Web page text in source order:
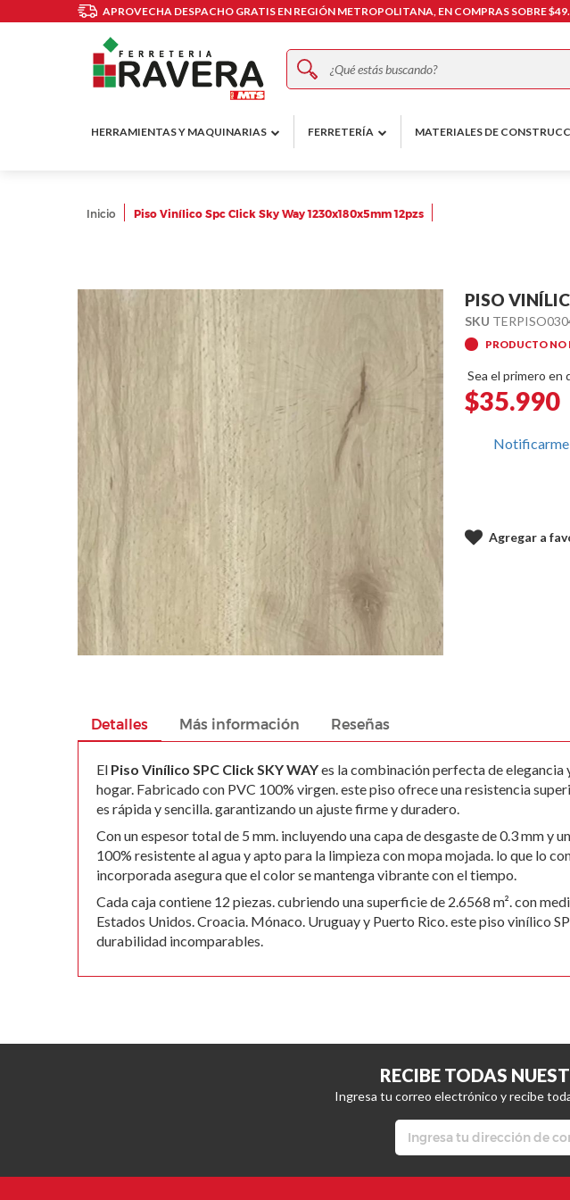
APROVECHA DESPACHO GRATIS EN REGIÓN METROPOLITANA, EN COMPRAS SOBRE
Buscar
HERRAMIENTAS Y MAQUINARIAS FERRETERÍA MATERIALES DE
Inicio Piso Vinílico Spc Click Sky Way 1230x180x5mm 12pzs
Skip
images
beginning
of
images
gallery
PISO
SKU
PRODUCTO NO
Sea el primero en
$35.990
Notificarme
Agregar a
Detalles
El Piso Vinílico SPC Click SKY WAYes la combinación perfecta de elegancia
hogar. Fabricado con PVC 100% virgen. este piso ofrece una resistencia
es rápida y sencilla. garantizando un ajuste firme y duradero.
Con un espesor total de 5 mm. incluyendo una capa de desgaste de 0.3 mm y
100% resistente al agua y apto para la limpieza con mopa mojada. lo que lo
incorporada asegura que el color se mantenga vibrante con el tiempo.
Cada caja contiene 12 piezas. cubriendo una superficie de 2.6568 m². con
Estados Unidos. Croacia. Mónaco. Uruguay y Puerto Rico. este piso vinílico
durabilidad incomparables.
Más información Reseñas
RECIBE TODAS
Ingresa tu correo electrónico y recibe